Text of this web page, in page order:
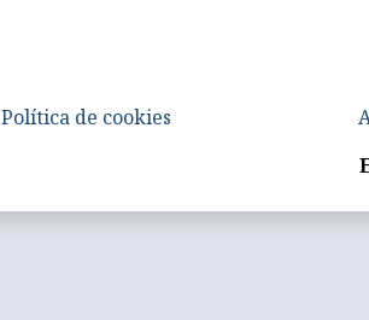
Política de cookies